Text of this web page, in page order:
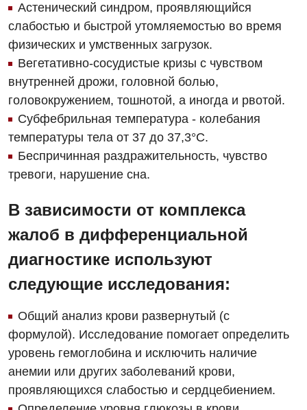
Аллергология, иммунология
Бесплатные услуги
Вакцинация
Гастроэнтерология
Гинекологическое отделение
Дерматовенерология
Дневной стационар
Кардиология
Кардиохирургия
Маммология
Медицинская психология
Неврология
Нейрохирургия
Терапевтическое отделение
Травматологическое отделение
Урологическое отделение
Хирургическое отделение
Эндоскопическое отделение
Астенический синдром, проявляющийся
слабостью и быстрой утомляемостью во время
физических и умственных загрузок.
Вегетативно-сосудистые кризы с чувством
внутренней дрожи, головной болью,
головокружением, тошнотой, а иногда и рвотой.
Субфебрильная температура - колебания
температуры тела от 37 до 37,3°С.
Беспричинная раздражительность, чувство
тревоги, нарушение сна.
В зависимости от комплекса
жалоб в дифференциальной
диагностике используют
следующие исследования:
Общий анализ крови развернутый (с
формулой). Исследование помогает определить
уровень гемоглобина и исключить наличие
анемии или других заболеваний крови,
проявляющихся слабостью и сердцебиением.